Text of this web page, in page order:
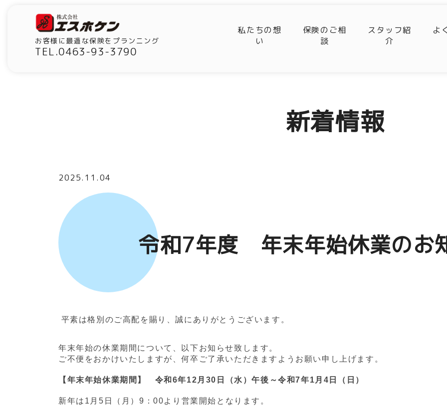
お客様に最適な保険をプランニング
TEL.0463-93-3790
私たちの想
い
保険のご相
談
スタッフ紹
介
よ
新着情報
2025.11.04
令和7年度 年末年始休業のお
平素は格別のご高配を賜り、誠にありがとうございます。
年末年始の休業期間について、以下お知らせ致します。
ご不便をおかけいたしますが、何卒ご了承いただきますようお願い申し上げます。
【年末年始休業期間】 令和6年12月30日（水）午後～令和7年1月4日（日）
新年は1月5日（月）9：00より営業開始となります。